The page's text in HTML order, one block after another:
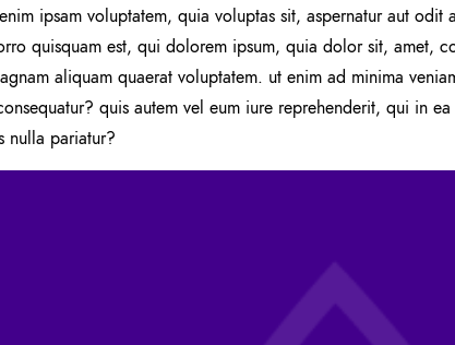
ipsam voluptatem, quia voluptas sit, aspernatur aut odit
quisquam est, qui dolorem ipsum, quia dolor sit, amet,
aliquam quaerat voluptatem. ut enim ad minima
quis autem vel eum iure reprehenderit, qui in
nulla pariatur?